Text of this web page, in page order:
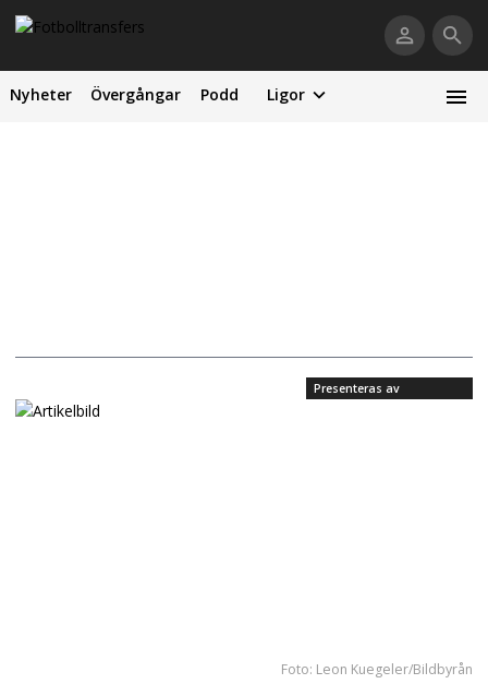
Nyheter Övergångar Podd Ligor
Presenteras av
Foto: Leon Kuegeler/Bildbyrån